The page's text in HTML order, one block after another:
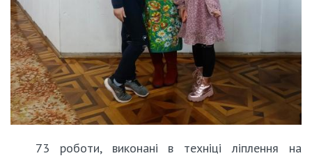
73 роботи, виконані в техніці ліплення на